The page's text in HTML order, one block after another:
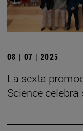
08 | 07 | 2025
La sexta
Science